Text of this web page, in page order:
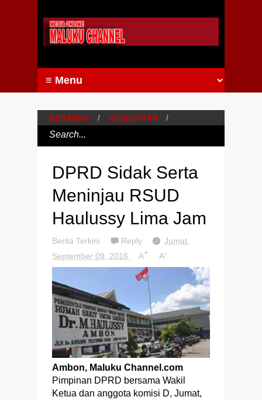
BERANDA / KESEHATAN /
DPRD Sidak Serta
Meninjau RSUD
Haulussy Lima Jam
Berita Terkini Reply
Jumat,
September 09, 2016
A+ A-
Ambon, Maluku Channel.com
Pimpinan DPRD bersama Wakil
Ketua dan anggota komisi D, Jumat,